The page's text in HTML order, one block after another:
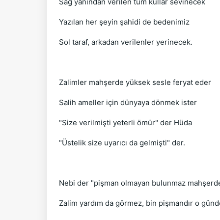
Yazılan her şeyin şahidi de bedenimiz
Sol taraf, arkadan verilenler yerinecek.
Zalimler mahşerde yüksek sesle feryat eder
Salih ameller için dünyaya dönmek ister
"Size verilmişti yeterli ömür" der Hüda
"Üstelik size uyarıcı da gelmişti" der.
Nebi der "pişman olmayan bulunmaz
Zalim yardım da görmez, bin pişmandır o